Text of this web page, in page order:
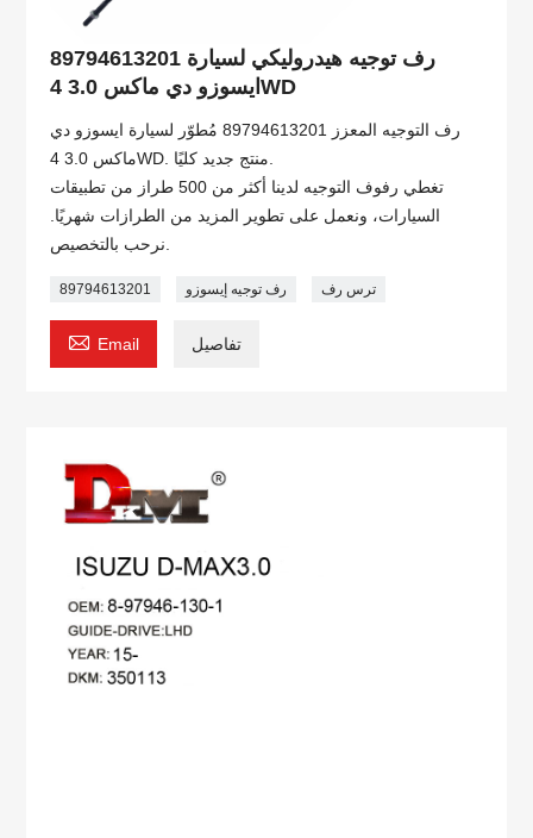
89794613201 رف توجيه هيدروليكي لسيارة
ايسوزو دي ماكس 3.0 4WD
رف التوجيه المعزز 89794613201 مُطوّر لسيارة ايسوزو دي
ماكس 3.0 4WD. منتج جديد كليًا.
تغطي رفوف التوجيه لدينا أكثر من 500 طراز من تطبيقات
السيارات، ونعمل على تطوير المزيد من الطرازات شهريًا.
نرحب بالتخصيص.
89794613201 رف توجيه إيسوزو ترس رف
 Email تفاصيل